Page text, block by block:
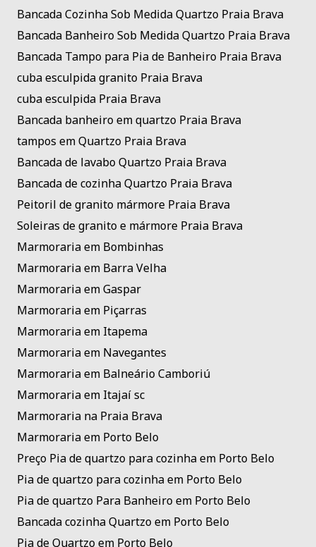
Bancada Cozinha Sob Medida Quartzo Praia Brava
Bancada Banheiro Sob Medida Quartzo Praia Brava
Bancada Tampo para Pia de Banheiro Praia Brava
cuba esculpida granito Praia Brava
cuba esculpida Praia Brava
Bancada banheiro em quartzo Praia Brava
tampos em Quartzo Praia Brava
Bancada de lavabo Quartzo Praia Brava
Bancada de cozinha Quartzo Praia Brava
Peitoril de granito mármore Praia Brava
Soleiras de granito e mármore Praia Brava
Marmoraria em Bombinhas
Marmoraria em Barra Velha
Marmoraria em Gaspar
Marmoraria em Piçarras
Marmoraria em Itapema
Marmoraria em Navegantes
Marmoraria em Balneário Camboriú
Marmoraria em Itajaí sc
Marmoraria na Praia Brava
Marmoraria em Porto Belo
Preço Pia de quartzo para cozinha em Porto Belo
Pia de quartzo para cozinha em Porto Belo
Pia de quartzo Para Banheiro em Porto Belo
Bancada cozinha Quartzo em Porto Belo
Pia de Quartzo em Porto Belo